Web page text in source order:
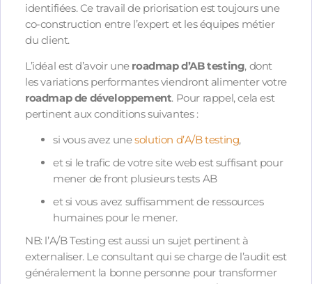
identifiées. Ce travail de priorisation est toujours une
co-construction entre l’expert et les équipes métier
du client.
L’idéal est d’avoir une roadmap d’AB testing, dont
les variations performantes viendront alimenter votre
roadmap de développement. Pour rappel, cela est
pertinent aux conditions suivantes :
si vous avez unesolution d’A/B testing,
et si le trafic de votre site web est suffisant pour
mener de front plusieurs tests AB
et si vous avez suffisamment de ressources
humaines pour le mener.
NB: l’A/B Testing est aussi un sujet pertinent à
externaliser. Le consultant qui se charge de l’audit est
généralement la bonne personne pour transformer